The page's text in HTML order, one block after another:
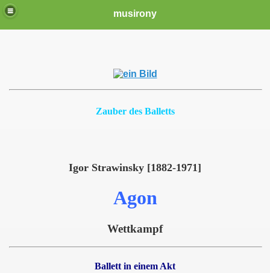
musirony
Zauber des Balletts
Igor Strawinsky [1882-1971]
Agon
Wettkampf
Ballett in einem Akt